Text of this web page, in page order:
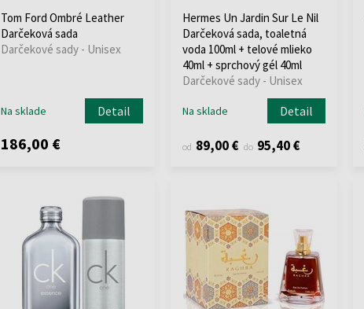
Tom Ford Ombré Leather
Darčeková sada
Darčekové sady - Unisex
Na sklade Detail
186,00 €
Hermes Un Jardin Sur Le Nil
Darčeková sada, toaletná
voda 100ml + telové mlieko
40ml + sprchový gél 40ml
Darčekové sady - Unisex
Na sklade Detail
od 89,00 € do 95,40 €